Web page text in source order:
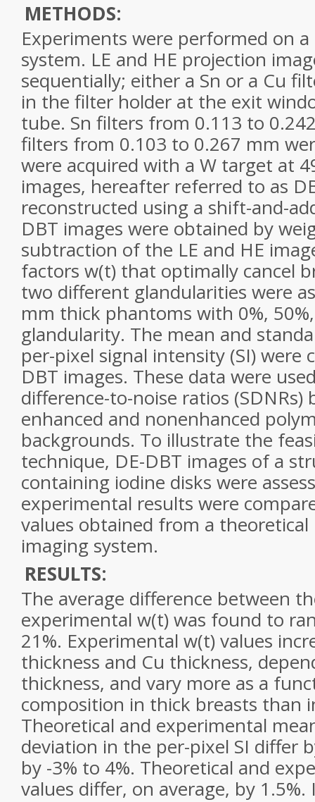
METHODS:
Experiments were performed on
system. LE and HE projection
sequentially; either a Sn or a Cu
in the filter holder at the exit
tube. Sn filters from 0.113 to
filters from 0.103 to 0.267 mm
were acquired with a W target at
images, hereafter referred to as
reconstructed using a shift-and-
DBT images were obtained by
subtraction of the LE and HE
factors w(t) that optimally cancel
two different glandularities were
mm thick phantoms with 0%,
glandularity. The mean and
per-pixel signal intensity (SI) were
DBT images. These data were
difference-to-noise ratios (SDNRs)
enhanced and nonenhanced
backgrounds. To illustrate the
technique, DE-DBT images of a
containing iodine disks were
experimental results were
values obtained from a
imaging system.
RESULTS:
The average difference between
experimental w(t) was found to
21%. Experimental w(t) values
thickness and Cu thickness,
thickness, and vary more as a
composition in thick breasts than
Theoretical and experimental
deviation in the per-pixel SI differ
by -3% to 4%. Theoretical and
values differ, on average, by 1.5%.